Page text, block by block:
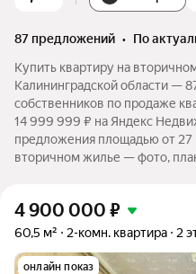
87 предложений •
по
Купить квартиру на
Калининградской области —
собственников по продаже
14 999 999 ₽ на Яндекс
предложения площадью от 27
вторичном жилье — фото,
4 900 000 ₽
60,5 м² 2-комн. квартира 2
онлайн показ